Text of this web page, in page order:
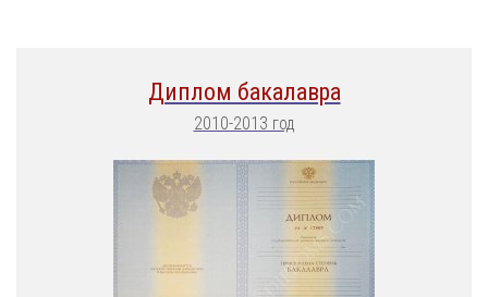
Диплом бакалавра
2010-2013 год